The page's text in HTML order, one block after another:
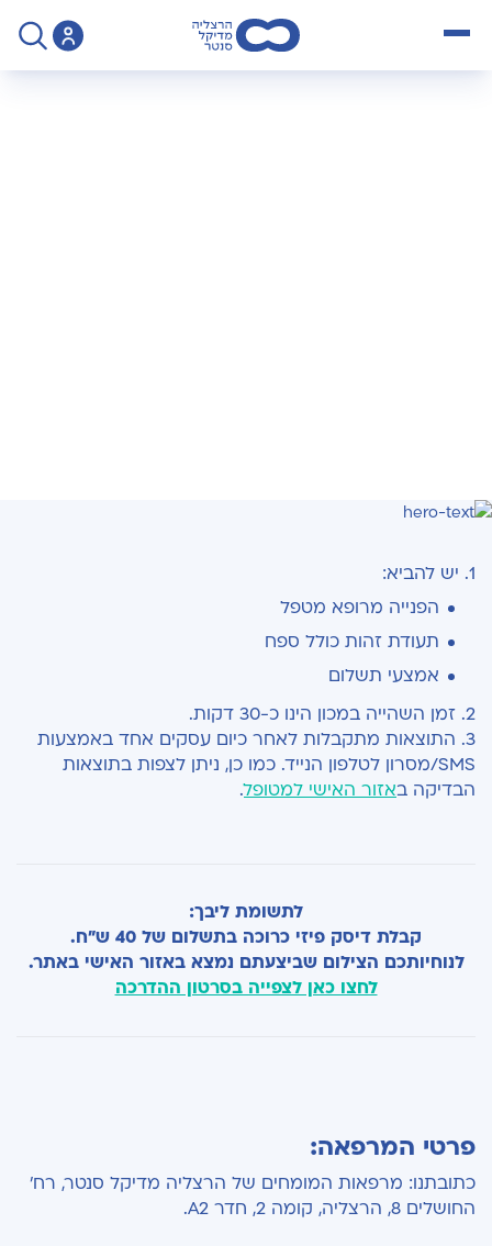
1. יש להביא:
הפנייה מרופא מטפל
תעודת זהות כולל ספח
אמצעי תשלום
2. זמן השהייה במכון הינו כ-30 דקות.
3. התוצאות מתקבלות לאחר כיום עסקים אחד באמצעות
SMS/מסרון לטלפון הנייד. כמו כן, ניתן לצפות בתוצאות
הבדיקה באזור האישי למטופל.
לתשומת ליבך:
קבלת דיסק פיזי כרוכה בתשלום של 40 ש"ח.
לנוחיותכם הצילום שביצעתם נמצא באזור האישי באתר.
לחצו כאן לצפייה בסרטון ההדרכה
פרטי המרפאה:
כתובתנו: מרפאות המומחים של הרצליה מדיקל סנטר, רח'
החושלים 8, הרצליה, קומה 2, חדר A2.